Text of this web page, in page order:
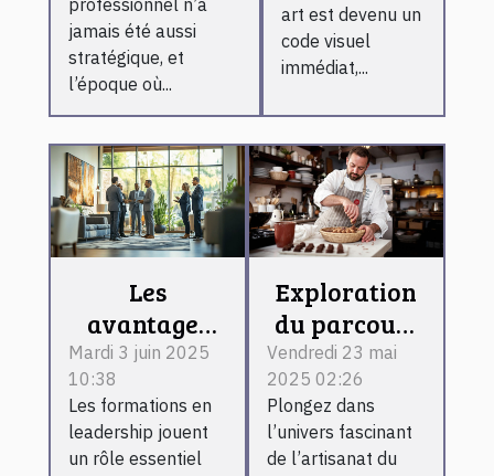
professionnel n’a
jamais été aussi
stratégique, et
l’époque où...
ligne
art est devenu un
code visuel
immédiat,...
Les
avantages
des
formations
en
leadership
Mardi 3 juin 2025
10:38
Les formations en
leadership jouent
un rôle essentiel
Exploration
du parcours
d'un
chocolatier
couronné
par le titre
Vendredi 23 mai
2025 02:26
Plongez dans
l’univers fascinant
de l’artisanat du